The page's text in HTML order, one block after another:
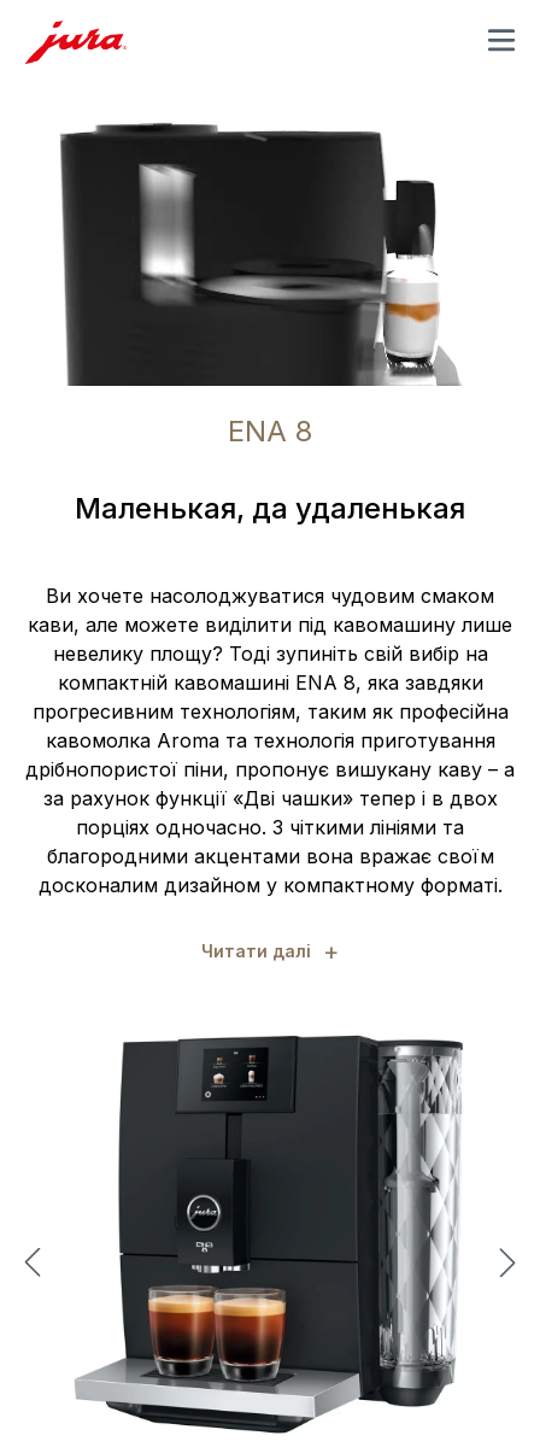
MENU
ENA 8
Mаленькая, да удаленькая
Ви хочете насолоджуватися чудовим смаком
кави, але можете виділити під кавомашину лише
невелику площу? Тоді зупиніть свій вибір на
компактній кавомашині ENA 8, яка завдяки
прогресивним технологіям, таким як професійна
кавомолка Aroma та технологія приготування
дрібнопористої піни, пропонує вишукану каву – а
за рахунок функції «Дві чашки» тепер і в двох
порціях одночасно. З чіткими лініями та
благородними акцентами вона вражає своїм
досконалим дизайном у компактному форматі.
Читати далі +